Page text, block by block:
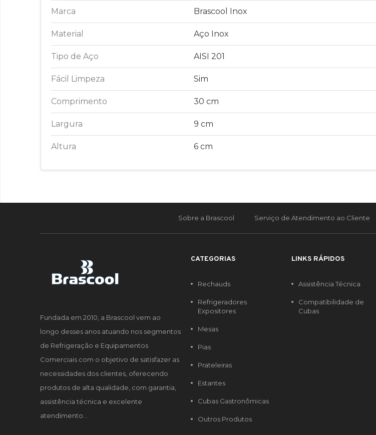
Marca Brascool Inox
Material Aço Inox
Tipo de Aço AISI 201
Fácil Limpeza Sim
Comprimento 30 cm
Largura 9 cm
Altura 6 cm
Sobre a Brascool Serviço de Atendimento ao Cliente
Fundada em 2010, a Brascool vem ao
longo desses anos atuando nos segmentos
de Refrigeração e Equipamentos
Comerciais com o objetivo de satisfazer as
necessidades dos clientes, oferecendo
produtos de alta qualidade, com garantia,
assistência técnica e excelente
atendimento...
CATEGORIAS
Rechauds
Refrigeradores
Expositores
Mesas
Pias
Prateleiras
Estantes
Cubas Gastronômicas
Outros Produtos
LINKS RÁPIDOS
Assistência Técnica
Compatibilidade de
Cubas